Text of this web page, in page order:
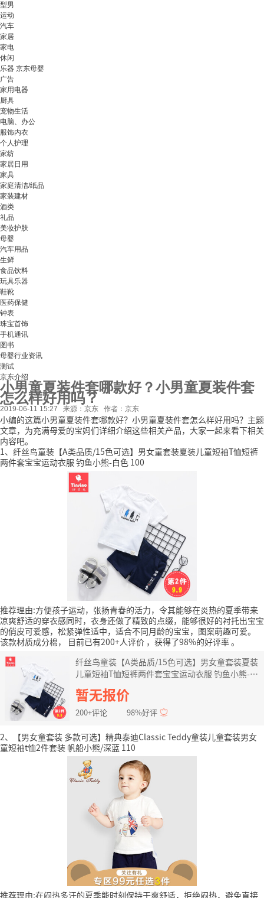
型男
运动
汽车
家居
家电
休闲
乐器 京东母婴
广告
家用电器
厨具
宠物生活
电脑、办公
服饰内衣
个人护理
家纺
家居日用
家具
家庭清洁/纸品
家装建材
酒类
礼品
美妆护肤
母婴
汽车用品
生鲜
食品饮料
玩具乐器
鞋靴
医药保健
钟表
珠宝首饰
手机通讯
图书
母婴行业资讯
测试
京东介绍
小男童夏装件套哪款好？小男童夏装件套
怎么样好用吗？
2019-06-11 15:27 来源：京东 作者：京东
小编的这篇小男童夏装件套哪款好？小男童夏装件套怎么样好用吗？主题
文章，为充满母爱的宝妈们详细介绍这些相关产品，大家一起来看下相关
内容吧。
1、纤丝鸟童装【A类品质/15色可选】男女童套装夏装儿童短袖T恤短裤
两件套宝宝运动衣服 钓鱼小熊-白色 100
推荐理由:方便孩子运动，张扬青春的活力，令其能够在炎热的夏季带来
凉爽舒适的穿衣感同时，衣身还做了精致的点缀，能够很好的衬托出宝宝
的俏皮可爱感，松紧弹性适中，适合不同月龄的宝宝，图案萌趣可爱。
该款材质成分棉，
目前已有200+人评价 ，获得了98%的好评率。
纤丝鸟童装【A类品质/15色可选】男女童套装夏装
儿童短袖T恤短裤两件套宝宝运动衣服 钓鱼小熊-白
色 100
暂无报价
200+评论 98%好评
2、【男女童套装 多款可选】精典泰迪Classic Teddy童装儿童套装男女
童短袖t恤2件套装 帆船小熊/深蓝 110
推荐理由:在闷热多汗的夏季能时刻保持干爽舒适，拒绝闷热，避免直接